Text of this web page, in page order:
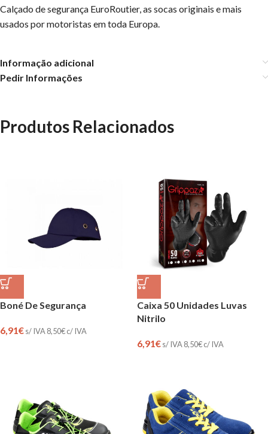
Calçado de segurança EuroRoutier, as socas originais e mais
usados por motoristas em toda Europa.
Informação adicional
Pedir Informações
Produtos Relacionados
Boné De Segurança
6,91€s/ IVA 8,50€c/ IVA
Caixa 50 Unidades Luvas
Nitrilo
6,91€s/ IVA 8,50€c/ IVA